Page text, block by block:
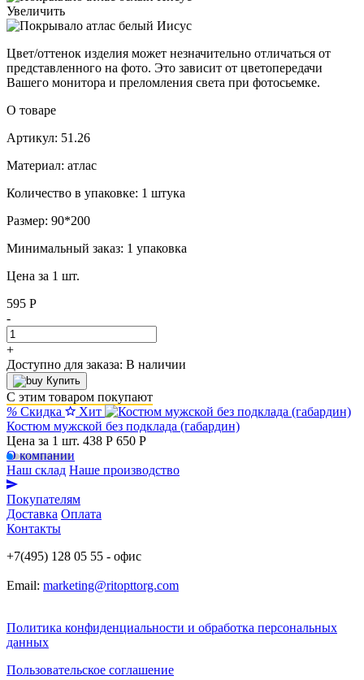
Увеличить
Цвет/оттенок изделия может незначительно отличаться от
представленного на фото. Это зависит от цветопередачи
Вашего монитора и преломления света при фотосьемке.
О товаре
Артикул: 51.26
Материал: атлас
Количество в упаковке: 1 штука
Размер: 90*200
Минимальный заказ: 1 упаковка
Цена за 1 шт.
595 Р
-
+
Доступно для заказа: В наличии
Купить
С этим товаром покупают
% Скидка
Хит
Костюм мужской без подклада (габардин)
Цена за 1 шт. 438 Р 650 P
О компании
Наш склад Наше производство
Покупателям
Доставка Оплата
Контакты
+7(495) 128 05 55 - офис
Email: marketing@ritopttorg.com
Политика конфиденциальности и обработка персональных
данных
Пользовательское соглашение